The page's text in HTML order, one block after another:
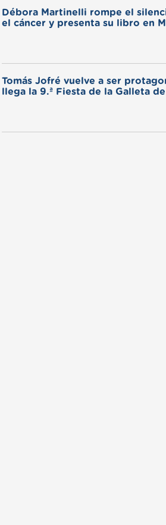
Débora Martinelli rompe el
el cáncer y presenta su libro en
Tomás Jofré vuelve a ser
llega la 9.ª Fiesta de la Galleta